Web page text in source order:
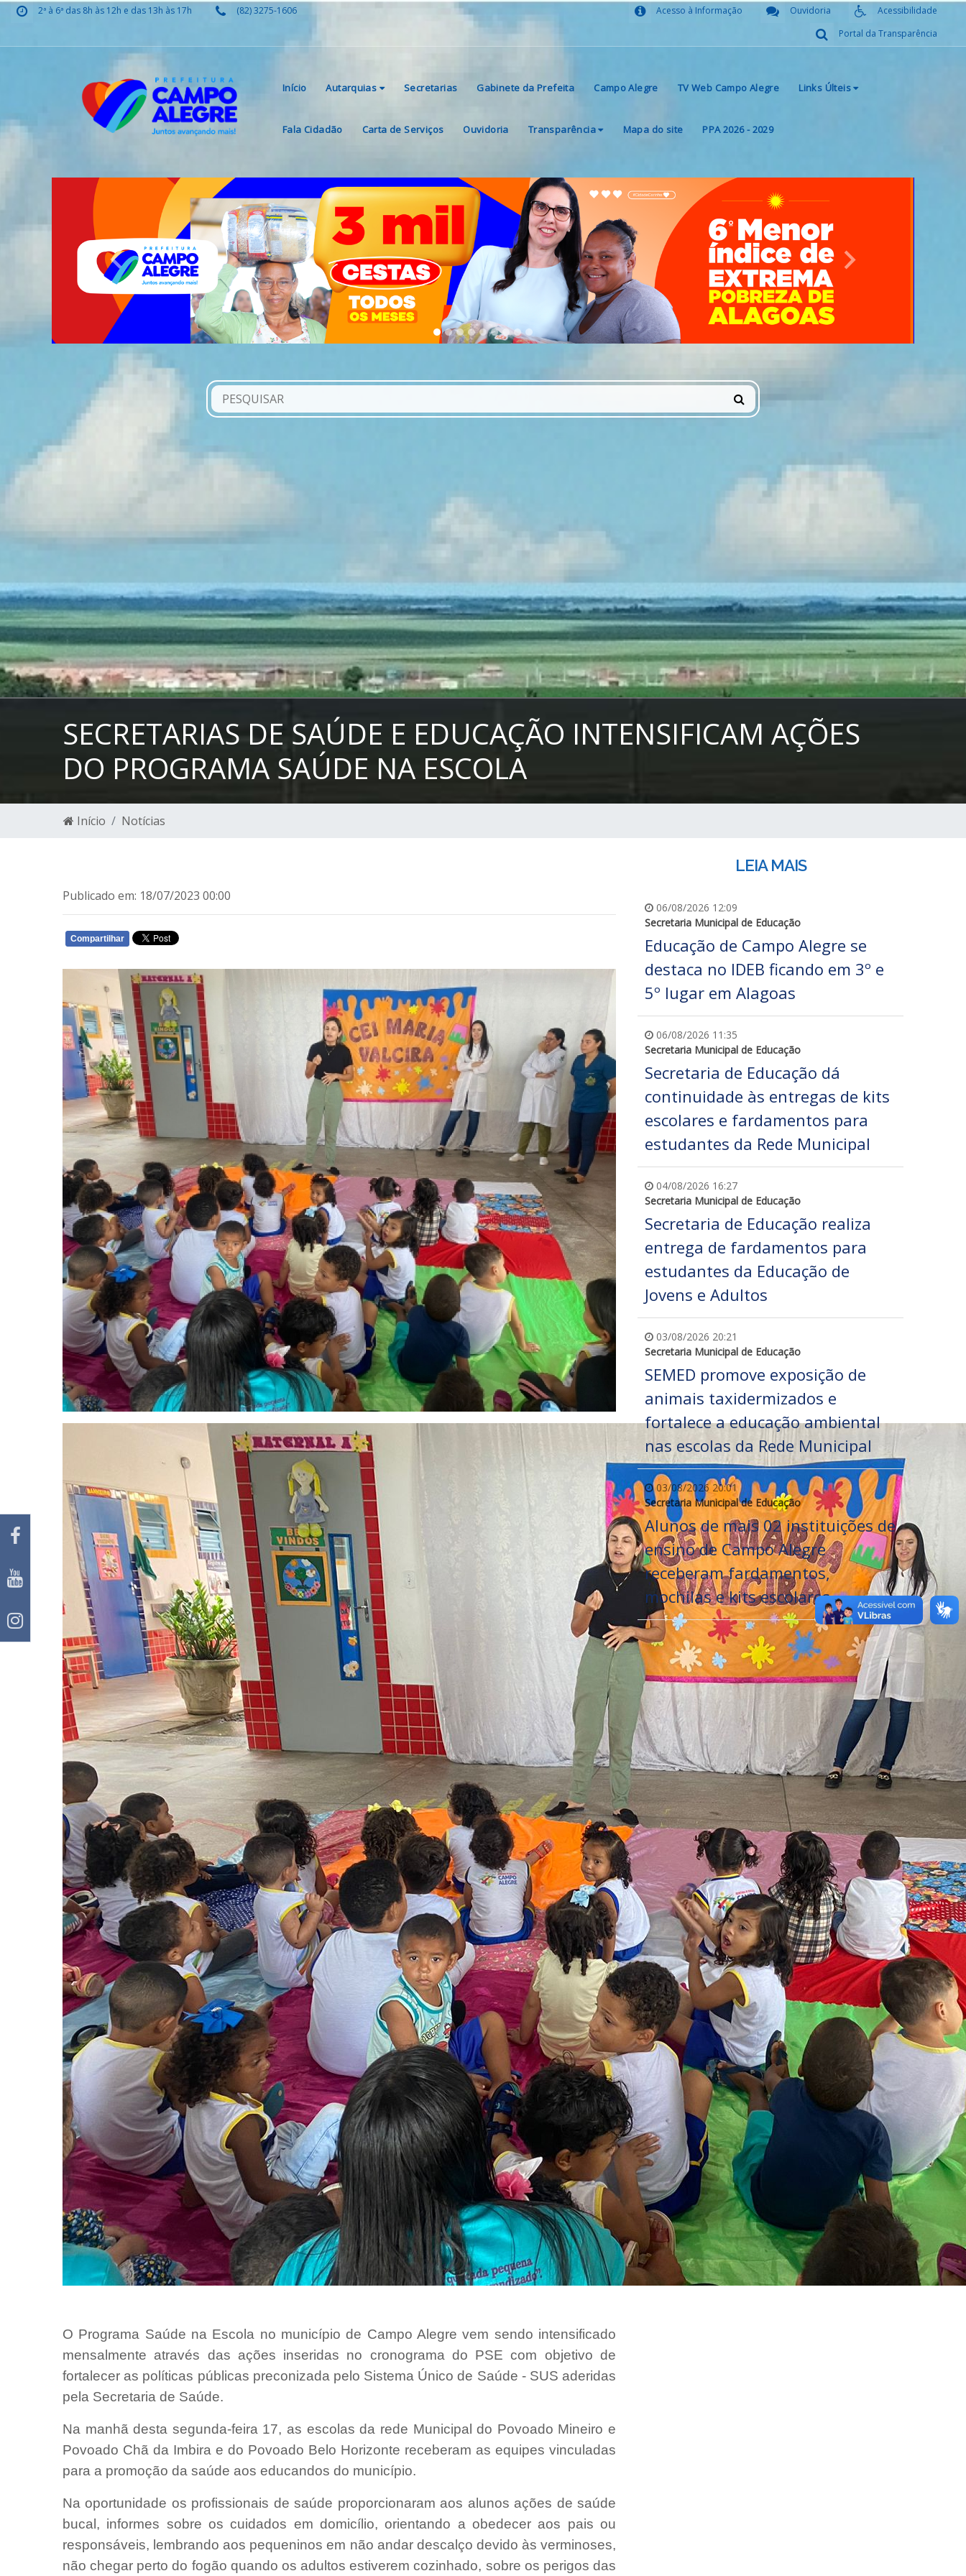
2ª à 6ª das 8h às 12h e das 13h às 17h (82) 3275-1606 Acessibilidade
Ouvidoria
Acesso à Informação
Portal da Transparência
Início Autarquias Secretarias Gabinete da Prefeita Campo Alegre TV Web Campo Alegre Links Últeis
Fala Cidadão Carta de Serviços Ouvidoria Transparência Mapa do site PPA 2026 - 2029
Previous Next
SECRETARIAS DE SAÚDE E EDUCAÇÃO INTENSIFICAM AÇÕES
DO PROGRAMA SAÚDE NA ESCOLA
Início Notícias
Publicado em: 18/07/2023 00:00
Compartilhar
O Programa Saúde na Escola no município de Campo Alegre vem sendo intensificado
mensalmente através das ações inseridas no cronograma do PSE com objetivo de
fortalecer as políticas públicas preconizada pelo Sistema Único de Saúde - SUS aderidas
pela Secretaria de Saúde.
Na manhã desta segunda-feira 17, as escolas da rede Municipal do Povoado Mineiro e
Povoado Chã da Imbira e do Povoado Belo Horizonte receberam as equipes vinculadas
para a promoção da saúde aos educandos do município.
Na oportunidade os profissionais de saúde proporcionaram aos alunos ações de saúde
bucal, informes sobre os cuidados em domicílio, orientando a obedecer aos pais ou
responsáveis, lembrando aos pequeninos em não andar descalço devido às verminoses,
não chegar perto do fogão quando os adultos estiverem cozinhado, sobre os perigos das
LEIA MAIS
06/08/2026 12:09
Secretaria Municipal de Educação
Educação de Campo Alegre se
destaca no IDEB ficando em 3º e
5º lugar em Alagoas
06/08/2026 11:35
Secretaria Municipal de Educação
Secretaria de Educação dá
continuidade às entregas de kits
escolares e fardamentos para
estudantes da Rede Municipal
04/08/2026 16:27
Secretaria Municipal de Educação
Secretaria de Educação realiza
entrega de fardamentos para
estudantes da Educação de
Jovens e Adultos
03/08/2026 20:21
Secretaria Municipal de Educação
SEMED promove exposição de
animais taxidermizados e
fortalece a educação ambiental
nas escolas da Rede Municipal
03/08/2026 20:01
Secretaria Municipal de Educação
Alunos de mais 02 instituições de
ensino de Campo Alegre
receberam fardamentos,
mochilas e kits escolares